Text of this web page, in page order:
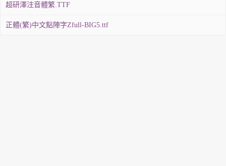
超研澤注音體繁.TTF
正體(繁)中文點陣字Zfull-BIG5.ttf